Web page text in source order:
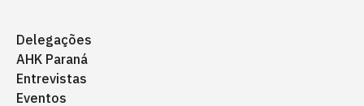
Delegações
AHK Paraná
Entrevistas
Eventos